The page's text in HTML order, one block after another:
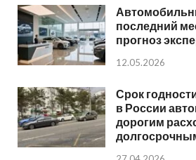
последний
прогноз
12.05.2026
Срок
в России
дорогим